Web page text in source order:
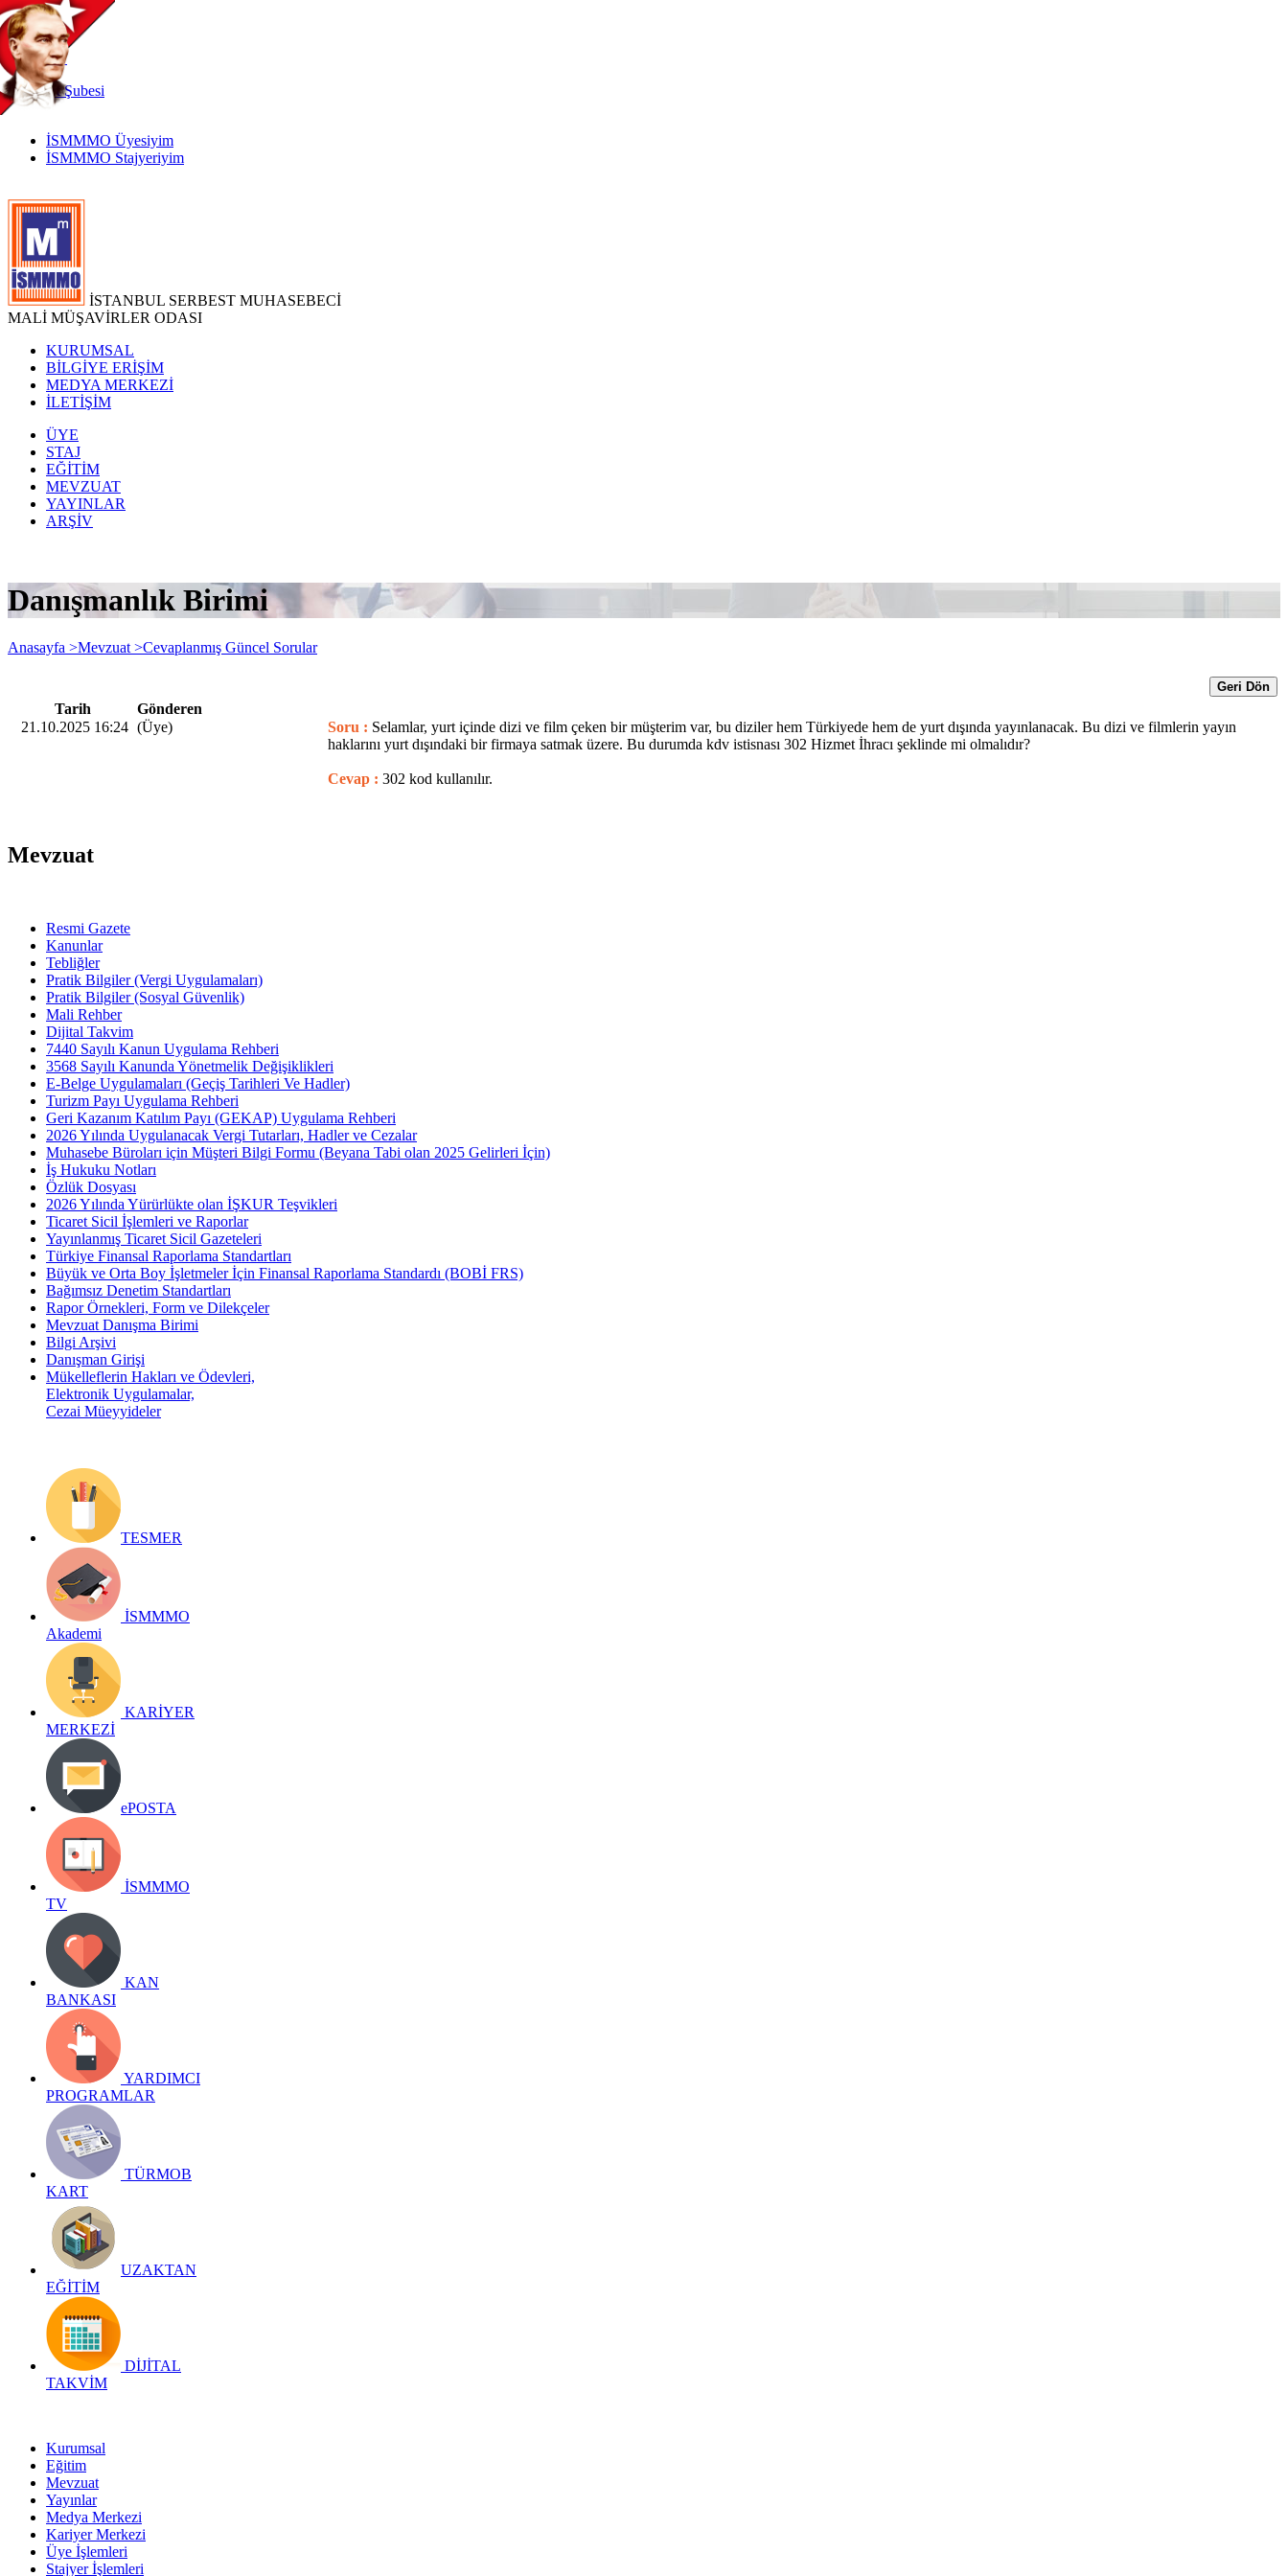
TR
|
EN
İnternetŞubesi
İSMMMO Üyesiyim
İSMMMO Stajyeriyim
İSTANBUL SERBEST MUHASEBECİ
MALİ MÜŞAVİRLER ODASI
KURUMSAL
BİLGİYE ERİŞİM
MEDYA MERKEZİ
İLETİŞİM
ÜYE
STAJ
EĞİTİM
MEVZUAT
YAYINLAR
ARŞİV
Danışmanlık Birimi
Anasayfa >Mevzuat >Cevaplanmış Güncel Sorular
Geri Dön
Tarih
Gönderen
21.10.2025 16:24 (Üye) Soru : Selamlar, yurt içinde dizi ve film çeken bir müşterim var, bu diziler hem Türkiyede hem de yurt dışında yayınlanacak. Bu dizi ve filmlerin yayın
haklarını yurt dışındaki bir firmaya satmak üzere. Bu durumda kdv istisnası 302 Hizmet İhracı şeklinde mi olmalıdır?
Cevap : 302 kod kullanılır.
Mevzuat
Resmi Gazete
Kanunlar
Tebliğler
Pratik Bilgiler (Vergi Uygulamaları)
Pratik Bilgiler (Sosyal Güvenlik)
Mali Rehber
Dijital Takvim
7440 Sayılı Kanun Uygulama Rehberi
3568 Sayılı Kanunda Yönetmelik Değişiklikleri
E-Belge Uygulamaları (Geçiş Tarihleri Ve Hadler)
Turizm Payı Uygulama Rehberi
Geri Kazanım Katılım Payı (GEKAP) Uygulama Rehberi
2026 Yılında Uygulanacak Vergi Tutarları, Hadler ve Cezalar
Muhasebe Büroları için Müşteri Bilgi Formu (Beyana Tabi olan 2025 Gelirleri İçin)
İş Hukuku Notları
Özlük Dosyası
2026 Yılında Yürürlükte olan İŞKUR Teşvikleri
Ticaret Sicil İşlemleri ve Raporlar
Yayınlanmış Ticaret Sicil Gazeteleri
Türkiye Finansal Raporlama Standartları
Büyük ve Orta Boy İşletmeler İçin Finansal Raporlama Standardı (BOBİ FRS)
Bağımsız Denetim Standartları
Rapor Örnekleri, Form ve Dilekçeler
Mevzuat Danışma Birimi
Bilgi Arşivi
Danışman Girişi
Mükelleflerin Hakları ve Ödevleri,
Elektronik Uygulamalar,
Cezai Müeyyideler
TESMER
İSMMMO
Akademi
KARİYER
MERKEZİ
ePOSTA
İSMMMO
TV
KAN
BANKASI
YARDIMCI
PROGRAMLAR
TÜRMOB
KART
UZAKTAN
EĞİTİM
DİJİTAL
TAKVİM
Kurumsal
Eğitim
Mevzuat
Yayınlar
Medya Merkezi
Kariyer Merkezi
Üye İşlemleri
Stajyer İşlemleri